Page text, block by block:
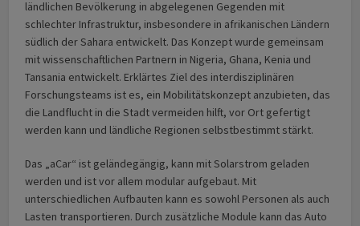
ländlichen Bevölkerung in abgelegenen Gegenden mit
schlechter Infrastruktur, insbesondere in afrikanischen Ländern
südlich der Sahara entwickelt. Das Konzept wurde gemeinsam
mit wissenschaftlichen Partnern in Nigeria, Ghana, Kenia und
Tansania entwickelt. Erklärtes Ziel des interdisziplinären
Forschungsteams ist es, ein Mobilitätskonzept anzubieten, das
die Landflucht in die Stadt vermeiden hilft, vor Ort gefertigt
werden kann und ländliche Regionen selbstbestimmt stärkt.
Das „aCar“ ist geländegängig, kann mit Solarstrom geladen
werden und ist vor allem modular aufgebaut. Mit
unterschiedlichen Aufbauten kann es sowohl Personen als auch
Lasten transportieren. Durch zusätzliche Module kann das Auto